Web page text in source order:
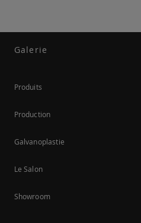
Galerie
Produits
Production
Galvanoplastie
Le Salon
Showroom